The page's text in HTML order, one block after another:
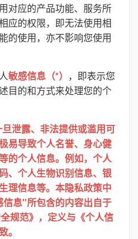
对应的产品功能、服务所
应的权限，即无法使用相
的使用，亦不影响您使用
敏感信息（*） ，即表示您
目的和方式来处理您的个
泄露、非法提供或滥用可
易导致个人名誉、身心健
的个人信息。例如，个人
、个人生物识别信息、银
理信息等。本隐私政策中
息"所包含的内容出自于
规范》，定义与《个人信
。